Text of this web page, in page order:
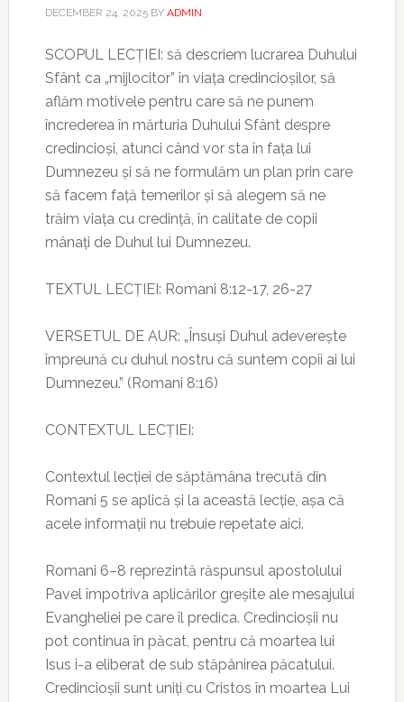
DECEMBER 24, 2025BY ADMIN
SCOPUL LECȚIEI: să descriem lucrarea Duhului
Sfânt ca „mijlocitor” în viața credincioșilor, să
aflăm motivele pentru care să ne punem
încrederea în mărturia Duhului Sfânt despre
credincioși, atunci când vor sta în fața lui
Dumnezeu și să ne formulăm un plan prin care
să facem față temerilor și să alegem să ne
trăim viața cu credință, în calitate de copii
mânați de Duhul lui Dumnezeu.
TEXTUL LECȚIEI: Romani 8:12-17, 26-27
VERSETUL DE AUR: „Însuși Duhul adeverește
împreună cu duhul nostru că suntem copii ai lui
Dumnezeu.” (Romani 8:16)
CONTEXTUL LECȚIEI:
Contextul lecției de săptămâna trecută din
Romani 5 se aplică și la această lecție, așa că
acele informații nu trebuie repetate aici.
Romani 6–8 reprezintă răspunsul apostolului
Pavel împotriva aplicărilor greșite ale mesajului
Evangheliei pe care îl predica. Credincioșii nu
pot continua în păcat, pentru că moartea lui
Isus i-a eliberat de sub stăpânirea păcatului.
Credincioșii sunt uniți cu Cristos în moartea Lui